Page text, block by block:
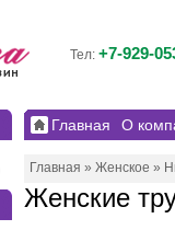
Тел: +7-929-
Главная О
Главная » Женское »
Женские